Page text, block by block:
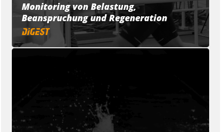
Monitoring von Belastung,
Beanspruchung und Regeneration